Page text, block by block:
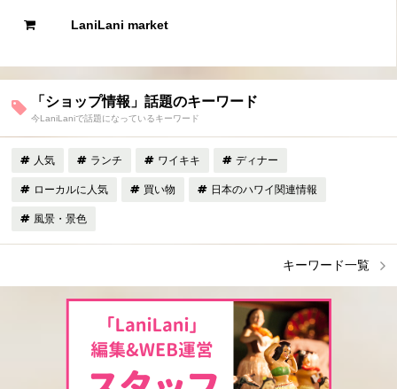
LaniLani market
「ショップ情報」話題のキーワード
今LaniLaniで話題になっているキーワード
人気 ランチ ワイキキ ディナー
ローカルに人気 買い物 日本のハワイ関連情報
風景・景色
キーワード一覧